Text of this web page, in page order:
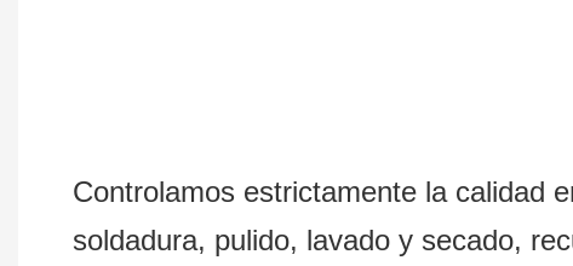
Controlamos estrictamente la calidad
soldadura, pulido, lavado y secado,